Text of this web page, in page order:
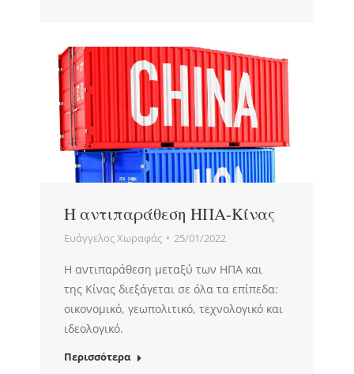
Η αντιπαράθεση ΗΠΑ-Κίνας
Ευάγγελος Χωραφάς 25/01/2022
Η αντιπαράθεση μεταξύ των ΗΠΑ και
της Κίνας διεξάγεται σε όλα τα επίπεδα:
οικονομικό, γεωπολιτικό, τεχνολογικό και
ιδεολογικό.
Περισσότερα